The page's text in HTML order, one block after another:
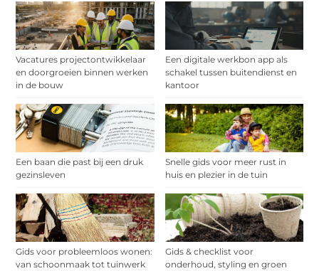
Vacatures projectontwikkelaar
en doorgroeien binnen werken
in de bouw
Een digitale werkbon app als
schakel tussen buitendienst en
kantoor
Een baan die past bij een druk
gezinsleven
Snelle gids voor meer rust in
huis en plezier in de tuin
Gids voor probleemloos wonen:
van schoonmaak tot tuinwerk
Gids & checklist voor
onderhoud, styling en groen